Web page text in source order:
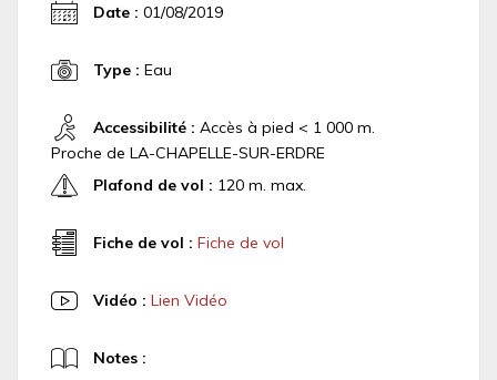
Date : 01/08/2019
Type : Eau
Accessibilité : Accès à pied < 1 000 m.
Proche de LA-CHAPELLE-SUR-ERDRE
Plafond de vol : 120 m. max.
Fiche de vol : Fiche de vol
Vidéo : Lien Vidéo
Notes :